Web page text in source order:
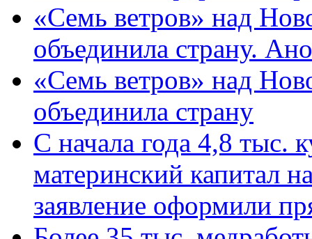
«Семь ветров» над
объединила страну.
«Семь ветров» над
объединила страну
С начала года 4,8 тыс.
материнский капитал
заявление оформили